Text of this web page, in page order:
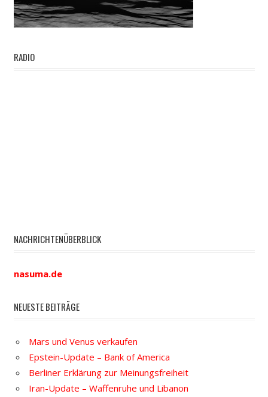
RADIO
NACHRICHTENÜBERBLICK
nasuma.de
NEUESTE BEITRÄGE
Mars und Venus verkaufen
Epstein-Update – Bank of America
Berliner Erklärung zur Meinungsfreiheit
Iran-Update – Waffenruhe und Libanon